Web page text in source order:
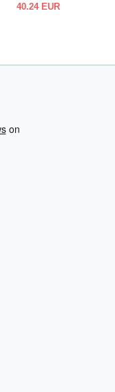
40.24 EUR